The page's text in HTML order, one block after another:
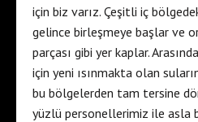
için biz varız. Çeşitli iç
gelince birleşmeye başlar ve
parçası gibi yer kaplar.
için yeni ısınmakta olan
bu bölgelerden tam tersine
yüzlü personellerimiz ile asla